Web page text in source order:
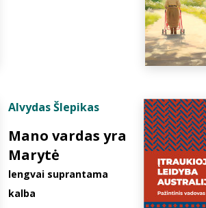
Alvydas Šlepikas
Mano vardas yra
Marytė
lengvai suprantama
kalba